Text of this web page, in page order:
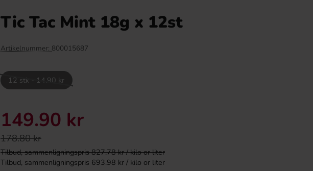
Tic Tac Mint 18g x 12st
Artikelnummer: 800015687
12 stk - 14.90 kr
149.90 kr
178.80 kr
Tilbud, sammenligningspris 827.78 kr / kilo or liter
Tilbud, sammenligningspris 693.98 kr / kilo or liter